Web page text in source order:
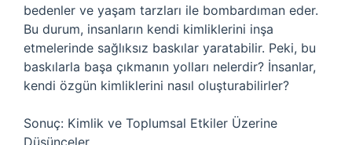
bedenler ve yaşam tarzları ile bombardıman eder.
Bu durum, insanların kendi kimliklerini inşa
etmelerinde sağlıksız baskılar yaratabilir. Peki, bu
baskılarla başa çıkmanın yolları nelerdir? İnsanlar,
kendi özgün kimliklerini nasıl oluşturabilirler?
Sonuç: Kimlik ve Toplumsal Etkiler Üzerine
Düşünceler